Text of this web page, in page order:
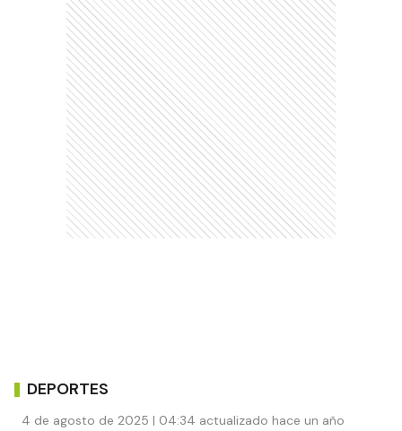
DEPORTES
4 de agosto de 2025 | 04:34 actualizado hace un año